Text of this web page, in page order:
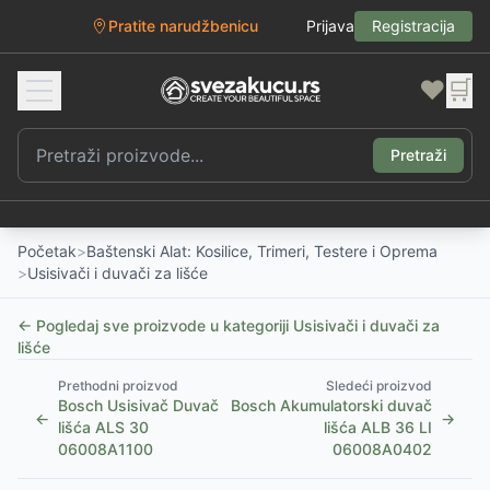
Pratite narudžbenicu Prijava Registracija
❤️ 🛒
Pretraži
Početak>Baštenski Alat: Kosilice, Trimeri, Testere i Oprema
>Usisivači i duvači za lišće
← Pogledaj sve proizvode u kategoriji Usisivači i duvači za
lišće
←
Prethodni proizvod
Bosch Usisivač Duvač
lišća ALS 30
06008A1100
Sledeći proizvod
Bosch Akumulatorski duvač
lišća ALB 36 LI
06008A0402
→